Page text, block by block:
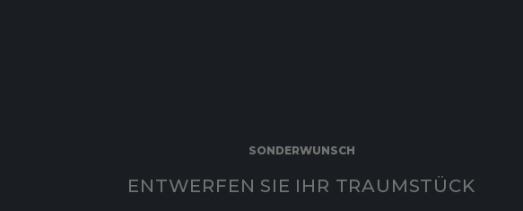
SONDERWUNSCH
ENTWERFEN SIE IHR TRAUMSTÜCK